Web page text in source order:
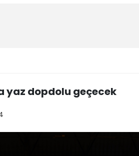
yaz dopdolu geçecek